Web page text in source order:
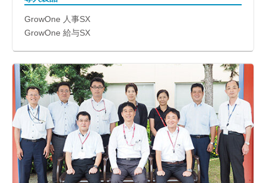
GrowOne 人事SX
GrowOne 給与SX